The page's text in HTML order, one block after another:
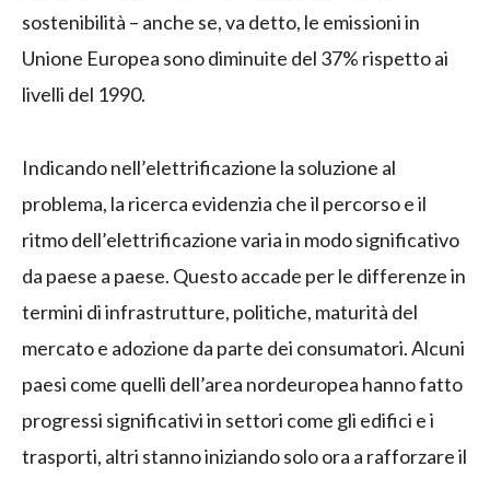
sostenibilità – anche se, va detto, le emissioni in
Unione Europea sono diminuite del 37% rispetto ai
livelli del 1990.
Indicando nell’elettrificazione la soluzione al
problema, la ricerca evidenzia che il percorso e il
ritmo dell’elettrificazione varia in modo significativo
da paese a paese. Questo accade per le differenze in
termini di infrastrutture, politiche, maturità del
mercato e adozione da parte dei consumatori. Alcuni
paesi come quelli dell’area nordeuropea hanno fatto
progressi significativi in settori come gli edifici e i
trasporti, altri stanno iniziando solo ora a rafforzare il